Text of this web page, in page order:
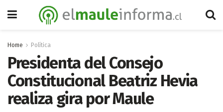
Home Política
Presidenta del Consejo
Constitucional Beatriz Hevia
realiza gira por Maule